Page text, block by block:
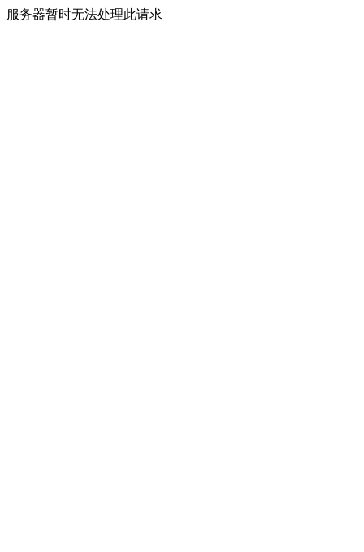
服务器暂时无法处理此请求